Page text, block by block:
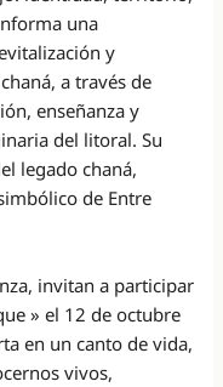
una
y
a través de
enseñanza y
del litoral. Su
legado chaná,
de Entre
invitan a participar
» el 12 de octubre
en un canto de vida,
vivos,